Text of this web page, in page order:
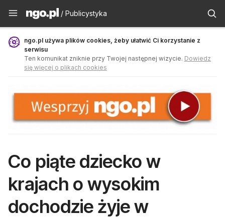
Publicystyka - ngo.pl
/ Publicystyka
ngo.pl używa plików cookies, żeby ułatwić Ci korzystanie z
serwisu
Ten komunikat zniknie przy Twojej następnej wizycie. Dowiedz
się więcej o plikach cookies
Co piąte dziecko w
krajach o wysokim
dochodzie żyje w